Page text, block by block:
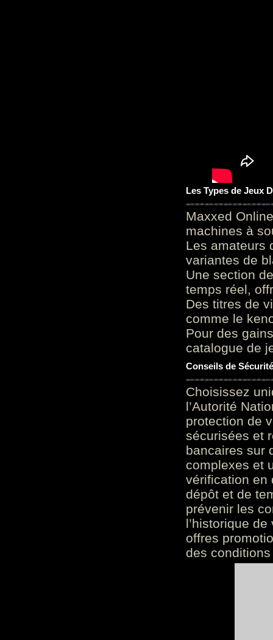
Les Types de Jeux
Maxxed
machines à
Les amateurs
variantes de
Une section
temps réel,
Des titres de
comme le
Pour des
catalogue de
Conseils de
Choisissez
l’Autorité
protection de
sécurisées et
bancaires sur
complexes et
vérification en
dépôt et de
prévenir les
l’historique
offres
des